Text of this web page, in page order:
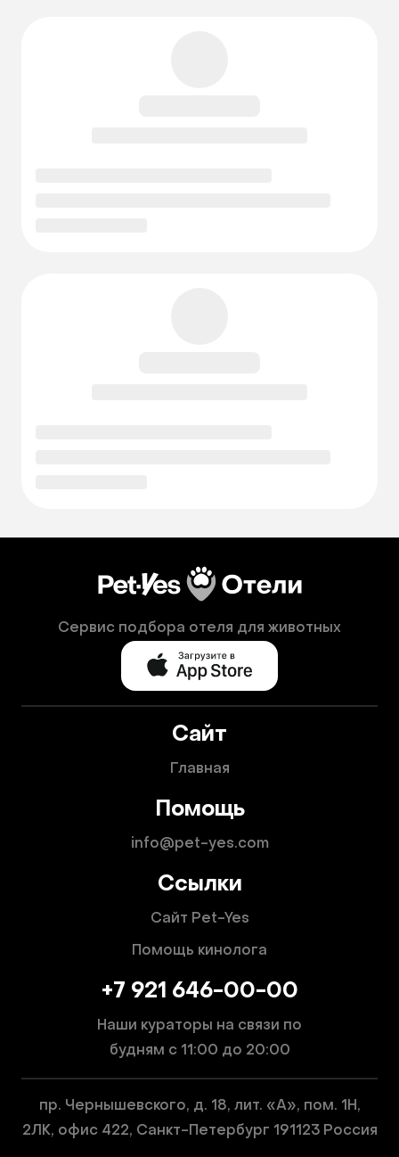
Сервис подбора отеля для животных
Сайт
Главная
Помощь
info@pet-yes.com
Ссылки
Сайт Pet-Yes
Помощь кинолога
+7 921 646-00-00
Наши кураторы на связи по
будням с 11:00 до 20:00
пр. Чернышевского, д. 18, лит. «А», пом. 1Н,
2ЛК, офис 422, Санкт-Петербург 191123 Россия